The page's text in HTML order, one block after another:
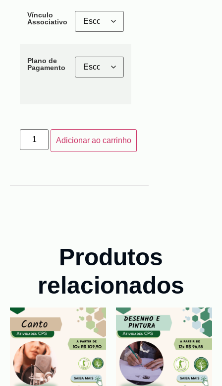
Vínculo
Associativo
Plano de
Pagamento
Adicionar ao carrinho
Produtos
relacionados